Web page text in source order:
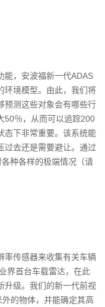
能，安波福新一代ADAS
环境模型。由此，我们将
预测这些对象会有哪些行
50％，从而可以追踪200
态下非常重要。该系统能
过去还是需要避让。通过
种各样的极端情况（请
率传感器来收集有关车辆
界首台车载雷达，在此
升级。我们的新一代前视
的物体，并能确定其高